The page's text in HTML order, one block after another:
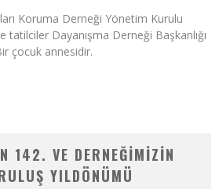
Koruma Derneği Yönetim Kurulu
Dayanışma Derneği Başkanlığı
çocuk annesidir.
142. VE DERNEĞIMIZIN
YILDÖNÜMÜ